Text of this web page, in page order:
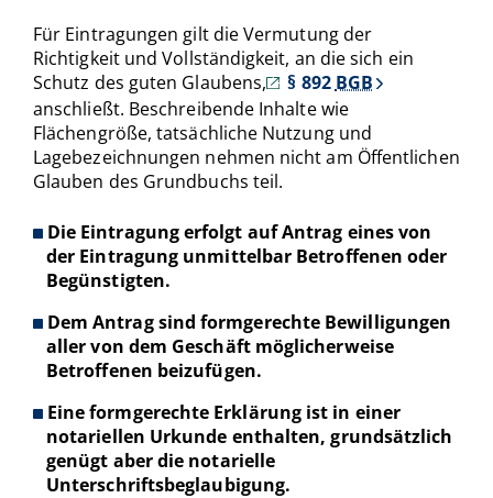
Für Eintragungen gilt die Vermutung der
Richtigkeit und Vollständigkeit, an die sich ein
Schutz des guten Glaubens,
§ 892 BGB
anschließt. Beschreibende Inhalte wie
Flächengröße, tatsächliche Nutzung und
Lagebezeichnungen nehmen nicht am Öffentlichen
Glauben des Grundbuchs teil.
Die Eintragung erfolgt auf Antrag eines von
der Eintragung unmittelbar Betroffenen oder
Begünstigten.
Dem Antrag sind formgerechte Bewilligungen
aller von dem Geschäft möglicherweise
Betroffenen beizufügen.
Eine formgerechte Erklärung ist in einer
notariellen Urkunde enthalten, grundsätzlich
genügt aber die notarielle
Unterschriftsbeglaubigung.